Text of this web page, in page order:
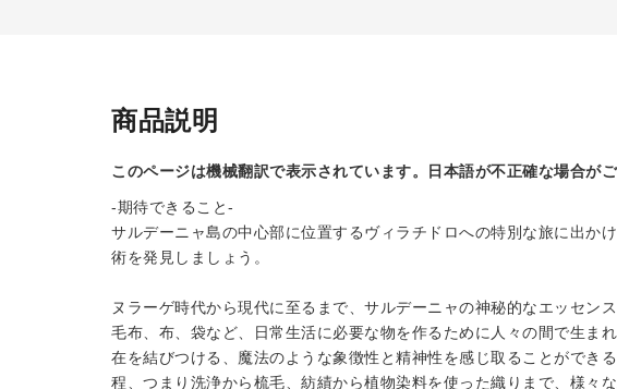
商品説明
このページは機械翻訳で表示されています。日本語が不正確な場合がご
-期待できること-
サルデーニャ島の中心部に位置するヴィラチドロへの特別な旅に出か
術を発見しましょう。
ヌラーゲ時代から現代に至るまで、サルデーニャの神秘的なエッセン
毛布、布、袋など、日常生活に必要な物を作るために人々の間で生ま
在を結びつける、魔法のような象徴性と精神性を感じ取ることができ
程、つまり洗浄から梳毛、紡績から植物染料を使った織りまで、様々